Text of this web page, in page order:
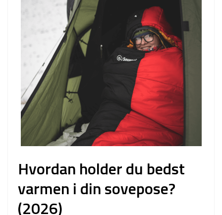
Hvordan holder du bedst
varmen i din sovepose?
(2026)